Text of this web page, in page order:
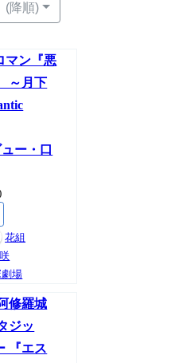
(降順)
マン『悪
～月下
ー・口
花組
場
修羅城
ジッ
『エス